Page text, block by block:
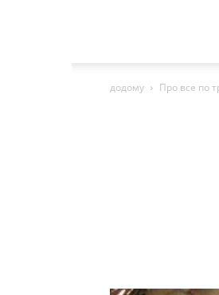
додому Про все по